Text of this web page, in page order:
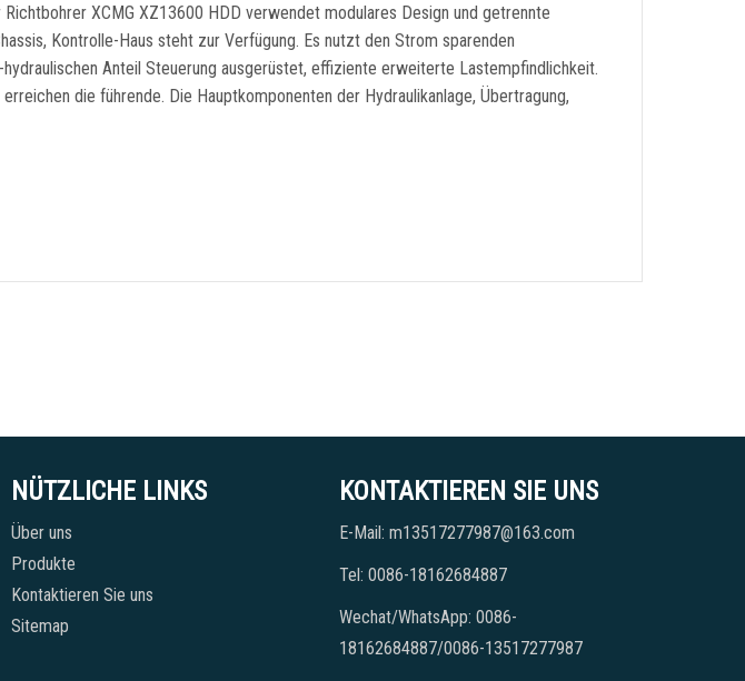
XCMG XZ13600 HDD verwendet modulares Design und getrennte
Kontrolle-Haus steht zur Verfügung. Es nutzt den Strom sparenden
Anteil Steuerung ausgerüstet, effiziente erweiterte Lastempfindlichkeit.
die führende. Die Hauptkomponenten der Hydraulikanlage, Übertragung,
NÜTZLICHE LINKS
Über uns
Produkte
Kontaktieren Sie uns
Sitemap
KONTAKTIEREN SIE UNS
E-Mail: m13517277987@163.com
Tel: 0086-18162684887
Wechat/WhatsApp: 0086-
18162684887/0086-13517277987